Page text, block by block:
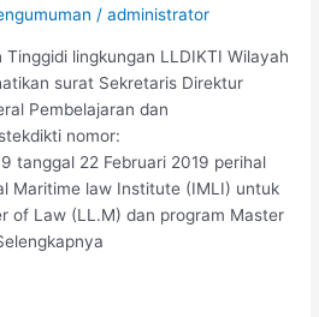
/administrator
lingkungan LLDIKTI Wilayah
surat Sekretaris Direktur
Pembelajaran dan
nomor:
tanggal 22 Februari 2019 perihal
Maritime law Institute (IMLI) untuk
of Law (LL.M) dan program Master